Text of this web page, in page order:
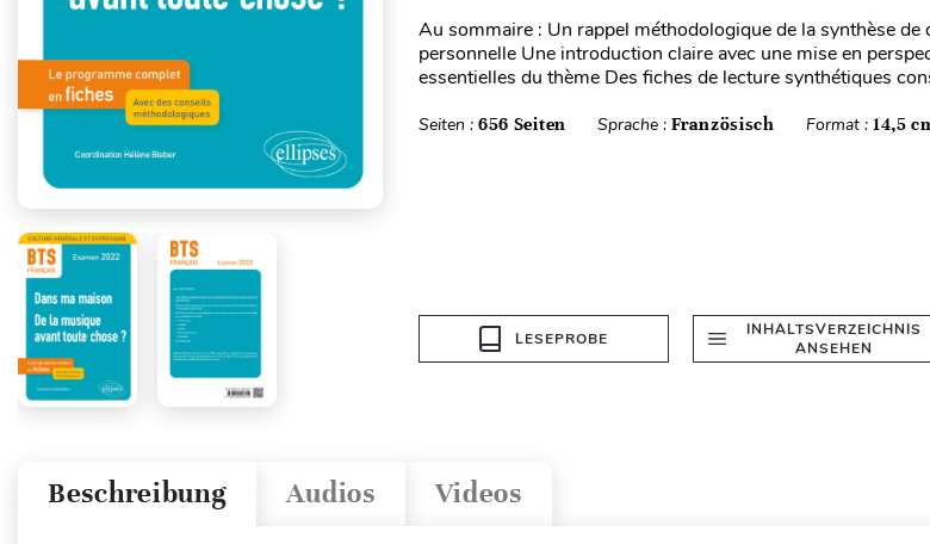
Au sommaire : Un rappel méthodologique de la synthèse de
personnelle Une introduction claire avec une mise en
essentielles du thème Des fiches de lecture synthétiques
Seiten : 656 Seiten Sprache :Französisch Format : 14,5
LESEPROBE
INHALTSVERZEICHNIS
ANSEHEN
Videos
Audios
Beschreibung